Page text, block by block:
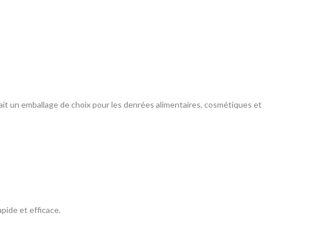
un emballage de choix pour les denrées alimentaires, cosmétiques et
et efficace.